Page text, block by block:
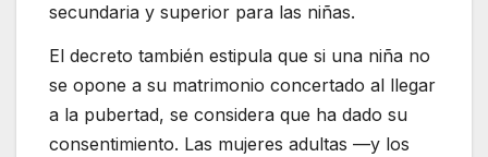
secundaria y superior para las niñas.
El decreto también estipula que si una niña no
se opone a su matrimonio concertado al llegar
a la pubertad, se considera que ha dado su
consentimiento. Las mujeres adultas —y los